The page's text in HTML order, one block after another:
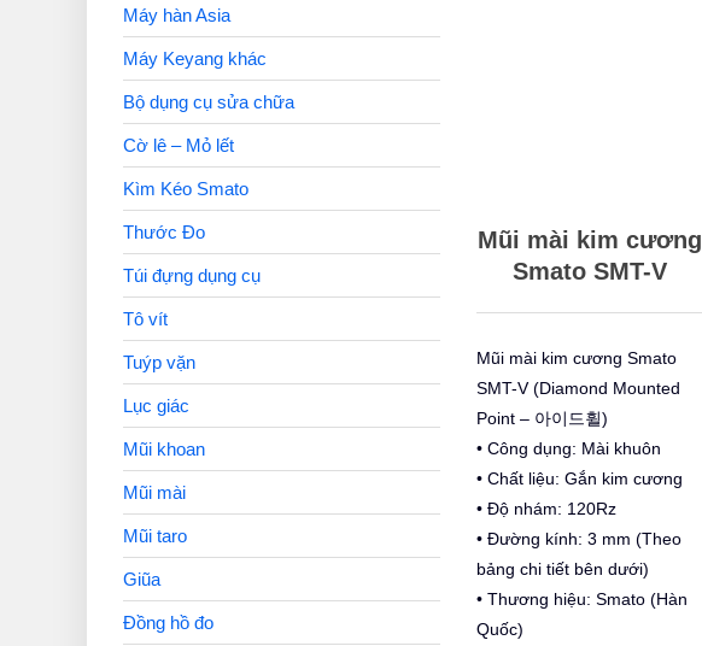
Mũi mài kim cương
Smato SMT-V
Mũi mài kim cương Smato
SMT-V (Diamond Mounted
Point – 아이드휠)
• Công dụng: Mài khuôn
• Chất liệu: Gắn kim cương
• Độ nhám: 120Rz
• Đường kính: 3 mm (Theo
bảng chi tiết bên dưới)
• Thương hiệu: Smato (Hàn
Quốc)
Máy hàn Asia
Máy Keyang khác
Bộ dụng cụ sửa chữa
Cờ lê – Mỏ lết
Kìm Kéo Smato
Thước Đo
Túi đựng dụng cụ
Tô vít
Tuýp vặn
Lục giác
Mũi khoan
Mũi mài
Mũi taro
Giũa
Đồng hồ đo